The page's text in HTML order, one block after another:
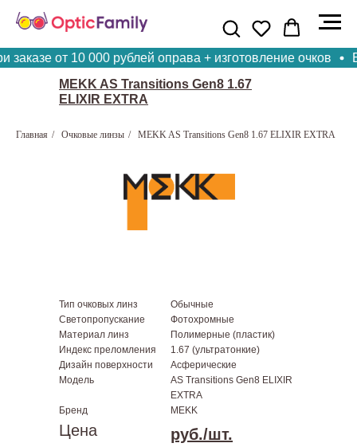
от 10 000 рублей оправа + изготовление очков
MEKK AS Transitions Gen8 1.67
ELIXIR EXTRA
Главная / Очковые линзы / MEKK AS Transitions Gen8 1.67 ELIXIR EXTRA
Тип очковых линз
Светопропускание
Материал линз
Индекс преломления
Дизайн поверхности
Модель
Бренд
Обычные
Фотохромные
Полимерные (пластик)
1.67 (ультратонкие)
Асферические
AS Transitions Gen8 ELIXIR
EXTRA
MEKK
Цена руб./шт.